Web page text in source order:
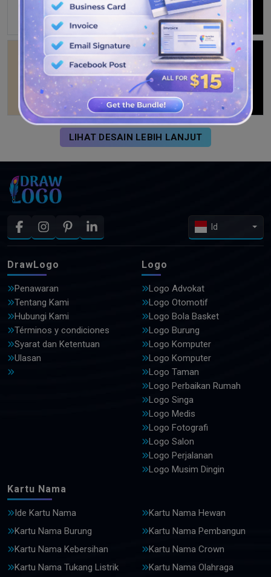
LIHAT DESAIN LEBIH LANJUT
Id
DrawLogo
Penawaran
Tentang Kami
Hubungi Kami
Términos y condiciones
Syarat dan Ketentuan
Ulasan
Logo
Logo Advokat
Logo Otomotif
Logo Bola Basket
Logo Burung
Logo Komputer
Logo Komputer
Logo Taman
Logo Perbaikan Rumah
Logo Singa
Logo Medis
Logo Fotografi
Logo Salon
Logo Perjalanan
Logo Musim Dingin
Kartu Nama
Ide Kartu Nama
Kartu Nama Hewan
Kartu Nama Burung
Kartu Nama Pembangun
Kartu Nama Kebersihan
Kartu Nama Crown
Kartu Nama Tukang Listrik
Kartu Nama Olahraga